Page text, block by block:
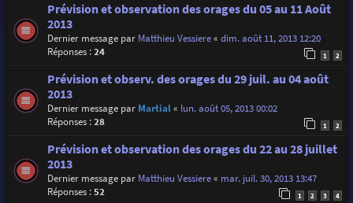
Prévision et observation des orages du 05 au 11 Août
2013
Dernier message par Matthieu Vessiere« dim. août 11, 2013 12:20
Réponses :24 1 2
Prévision et observ. des orages du 29 juil. au 04 août
2013
Dernier message par Martial« lun. août 05, 2013 00:02
Réponses :28 1 2
Prévision et observation des orages du 22 au 28 juillet
2013
Dernier message par Matthieu Vessiere« mar. juil. 30, 2013 13:47
Réponses :52 1 2 3 4